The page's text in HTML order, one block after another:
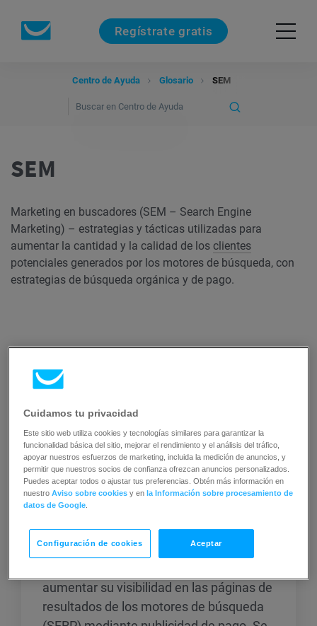
Regístrate gratis
Centro de Ayuda Glosario SEM
SEM
Marketing en buscadores (SEM – Search Engine
Marketing) – estrategias y tácticas utilizadas para
aumentar la cantidad y la calidad de los clientes
potenciales generados por los motores de búsqueda, con
estrategias de búsqueda orgánica y de pago.
Artículos relacionados
Marketing en buscadores
El marketing en buscadores (SEM)
aumentar su visibilidad en las páginas de
resultados de los motores de búsqueda
Cuidamos tu privacidad
Este sitio web utiliza cookies y tecnologías similares para garantizar la
funcionalidad básica del sitio, mejorar el rendimiento y el análisis del tráfico,
apoyar nuestros esfuerzos de marketing, incluida la medición de anuncios, y
permitir que nuestros socios de confianza ofrezcan anuncios personalizados.
Puedes aceptar todos o ajustar tus preferencias. Obtén más información en
nuestroAviso sobre cookies y enla Información sobre procesamiento de
datos de Google
Configuración de cookies Aceptar